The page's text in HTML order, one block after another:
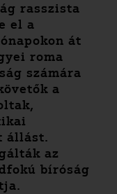
rasszista
el a
át
roma
számára
a
állást.
az
bíróság